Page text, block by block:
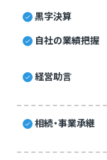
黒字決算
自社の業績把握
経営助言
相続・事業承継